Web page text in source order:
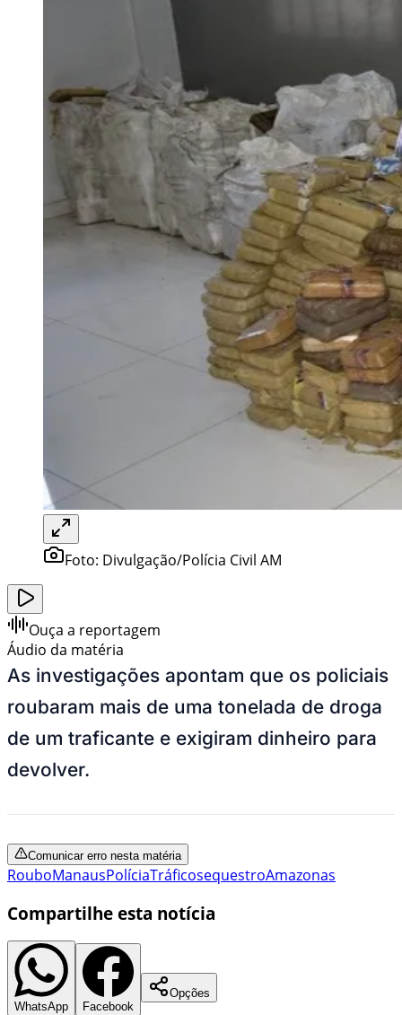
Foto: Divulgação/Polícia Civil AM
Ouça a reportagem
Áudio da matéria
As investigações apontam que os policiais
roubaram mais de uma tonelada de droga
de um traficante e exigiram dinheiro para
devolver.
Comunicar erro nesta matéria
RouboManausPolíciaTráficosequestroAmazonas
Compartilhe esta notícia
WhatsApp Facebook
Opções